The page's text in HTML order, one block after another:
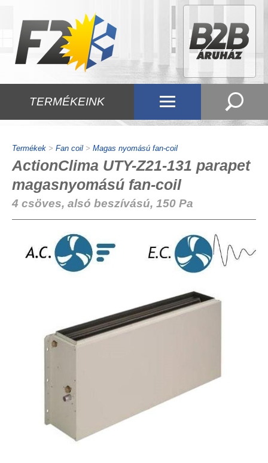
TERMÉKEINK
Termékek > Fan coil > Magas nyomású fan-coil
ActionClima UTY-Z21-131 parapet
magasnyomású fan-coil
4 csöves, alsó beszívású, 150 Pa